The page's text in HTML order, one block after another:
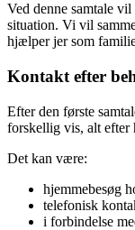
Ved denne samtale
situation. Vi vil
hjælper jer som
Kontakt efter
Efter den første
forskellig vis, alt efter
Det kan være:
hjemmebesøg
telefonisk
i forbindelse